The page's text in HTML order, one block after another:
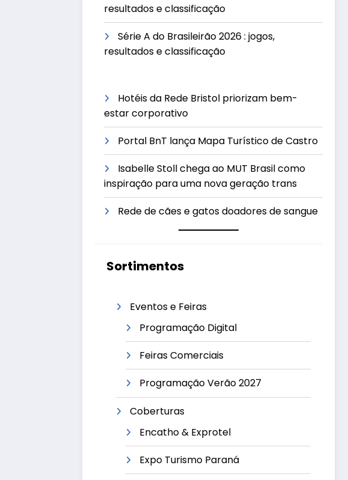
resultados e classificação
Série A do Brasileirão 2026 : jogos,
resultados e classificação
Hotéis da Rede Bristol priorizam bem-
estar corporativo
Portal BnT lança Mapa Turístico de Castro
Isabelle Stoll chega ao MUT Brasil como
inspiração para uma nova geração trans
Rede de cães e gatos doadores de sangue
Sortimentos
Eventos e Feiras
Programação Digital
Feiras Comerciais
Programação Verão 2027
Coberturas
Encatho & Exprotel
Expo Turismo Paraná